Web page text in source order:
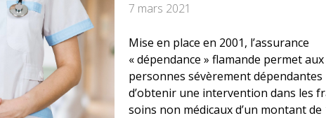
7 mars 2021
Mise en place en 2001, l’assurance
« dépendance » flamande permet aux
personnes sévèrement dépendantes
d’obtenir une intervention dans les
soins non médicaux d’un montant de